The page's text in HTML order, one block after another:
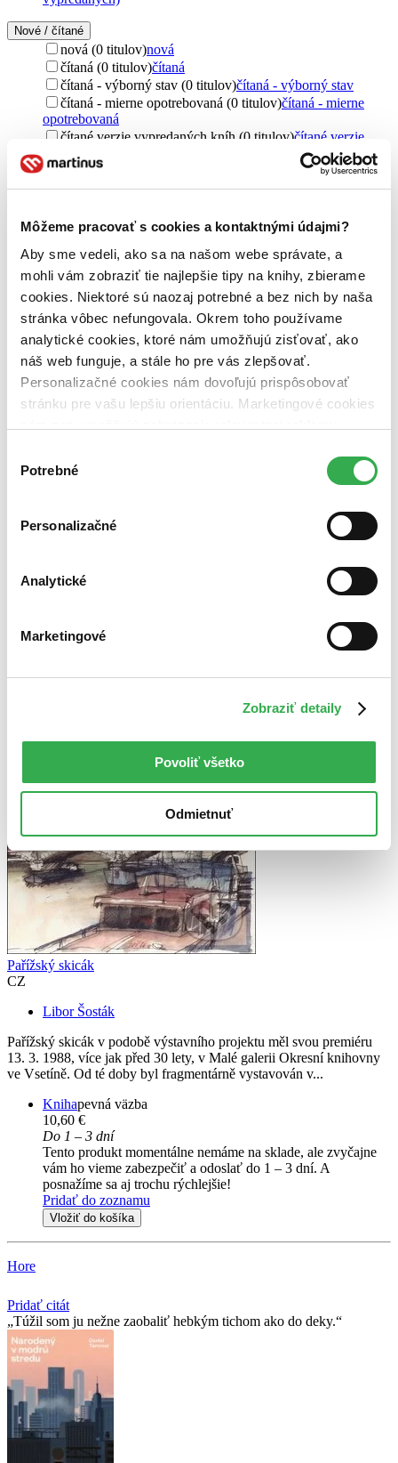
Môžeme pracovať s cookies a kontaktnými údajmi?
Aby sme vedeli, ako sa na našom webe správate, a
mohli vám zobraziť tie najlepšie tipy na knihy, zbierame
cookies. Niektoré sú naozaj potrebné a bez nich by naša
stránka vôbec nefungovala. Okrem toho používame
analytické cookies, ktoré nám umožňujú zisťovať, ako
náš web funguje, a stále ho pre vás zlepšovať.
Personalizačné cookies nám dovoľujú prispôsobovať
stránku pre vašu lepšiu orientáciu. Marketingové cookies
nám pomohlo, keby sme mohli používať všetky tieto
súhlasu
Potrebné
Personalizačné
Analytické
Marketingové
Zobraziť detaily
Povoliť všetko
Odmietnuť
Nové / čítané
nová (0 titulov)nová
čítaná (0 titulov)čítaná
čítaná - výborný stav (0 titulov)čítaná - výborný stav
čítaná - mierne opotrebovaná (0 titulov)čítaná - mierne
opotrebovaná
čítané verzie vypredaných kníh (0 titulov)čítané verzie
Téma
vytváranie (1 titul)vytváranie1
Libor Šosták (1 titul)Libor Šosták1
Vydavateľstvo
Mgr. Pavel Kotrla (1 titul)Mgr. Pavel Kotrla
Väzba
pevná väzba (1 titul)pevná väzba1
Zoradiť
Top hodnotené
Novinky
Najvyššia zľava
Pařížský skicák
CZ
Libor Šosták
Pařížský skicák v podobě výstavního projektu měl svou premiéru
13. 3. 1988, více jak před 30 lety, v Malé galerii Okresní knihovny
ve Vsetíně. Od té doby byl fragmentárně vystavován v...
Knihapevná väzba
10,60 €
Do 1 – 3 dní
Tento produkt momentálne nemáme na sklade, ale zvyčajne
vám ho vieme zabezpečiť a odoslať do 1 – 3 dní. A
posnažíme sa aj trochu rýchlejšie!
Pridať do zoznamu
Vložiť do košíka
Hore
Pridať citát
Túžil som ju nežne zaobaliť hebkým tichom ako do deky.